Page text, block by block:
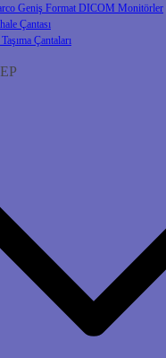
Geniş Format DICOM Monitörler
Çantası
Çantaları